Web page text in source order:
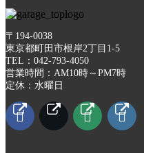
〒194-0038
東京都町田市根岸2丁目1-5
TEL：042-793-4050
営業時間：AM10時～PM7時
定休：水曜日